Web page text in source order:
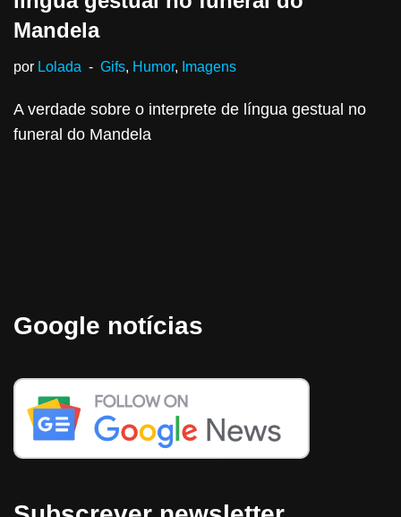
Mandela
por Lolada Gifs Humor, Imagens
A verdade sobre o interprete de língua gestual no
funeral do Mandela
Google notícias